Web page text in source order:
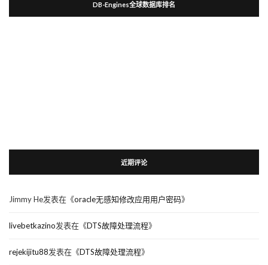
DB-Engines全球数据库排名
近期评论
Jimmy He发表在《oracle无感知修改应用用户密码》
livebetkazino发表在《DTS故障处理流程》
rejekijitu88发表在《DTS故障处理流程》